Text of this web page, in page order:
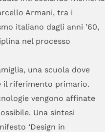
Armani, tra i
italiano dagli anni ’60,
nel processo
una scuola dove
il riferimento primario.
vengono affinate
Una sintesi
‘Design in